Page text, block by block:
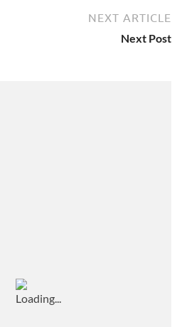
NEXT ARTICLE
Next Post